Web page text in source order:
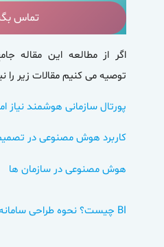
تماس
اگر از مطالعه این مقاله
توصیه می کنیم مقالات زیر را
پورتال سازمانی هوشمند نیاز
کاربرد هوش مصنوعی در
هوش مصنوعی در سازمان ها
BI چیست؟ نحوه طراحی سامانه هوشمند BI